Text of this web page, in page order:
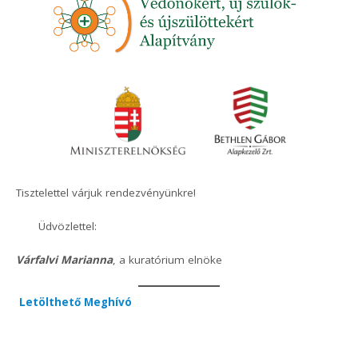
Tisztelettel várjuk rendezvényünkre!
Üdvözlettel:
Várfalvi Marianna, a kuratórium elnöke
Letölthető Meghívó